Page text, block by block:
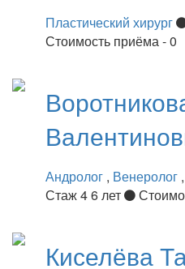
Пластический хирург
Стоимость приёма - 0
Андролог , Венеролог ,
Стаж 4 6 лет
Киселёва